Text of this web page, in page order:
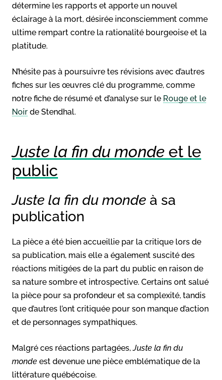
détermine les rapports et apporte un nouvel
éclairage à la mort, désirée inconsciemment comme
ultime rempart contre la rationalité bourgeoise et la
platitude.
N’hésite pas à poursuivre tes révisions avec d’autres
fiches sur les œuvres clé du programme, comme
notre fiche de résumé et d’analyse sur le Rouge et le
Noir de Stendhal.
Juste la fin du monde et le
public
Juste la fin du monde à sa
publication
La pièce a été bien accueillie par la critique lors de
sa publication, mais elle a également suscité des
réactions mitigées de la part du public en raison de
sa nature sombre et introspective. Certains ont salué
la pièce pour sa profondeur et sa complexité, tandis
que d’autres l’ont critiquée pour son manque d’action
et de personnages sympathiques.
Malgré ces réactions partagées,Juste la fin du
monde est devenue une pièce emblématique de la
littérature québécoise.